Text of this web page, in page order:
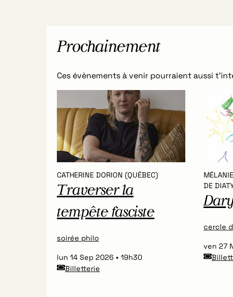
Prochainement
Ces évènements à venir pourraient aussi
CATHERINE DORION (QUÉBEC)
Traverser la
tempête fasciste
soirée philo
lun 14 Sep 2026
19h30
Billetterie
DE
cercle
ven 27